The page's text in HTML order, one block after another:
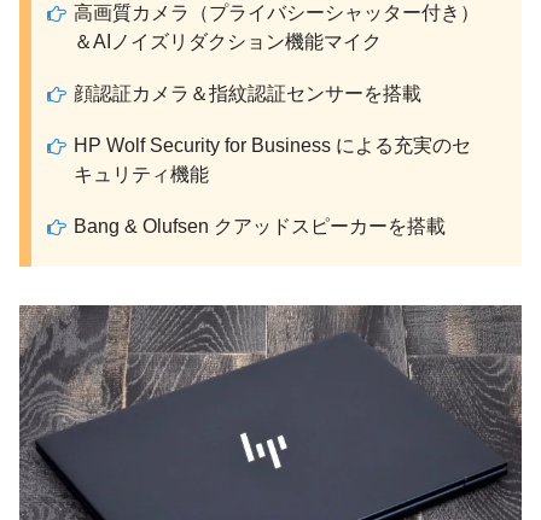
高画質カメラ（プライバシーシャッター付き）
＆AIノイズリダクション機能マイク
顔認証カメラ＆指紋認証センサーを搭載
HP Wolf Security for Business による充実のセ
キュリティ機能
Bang & Olufsen クアッドスピーカーを搭載